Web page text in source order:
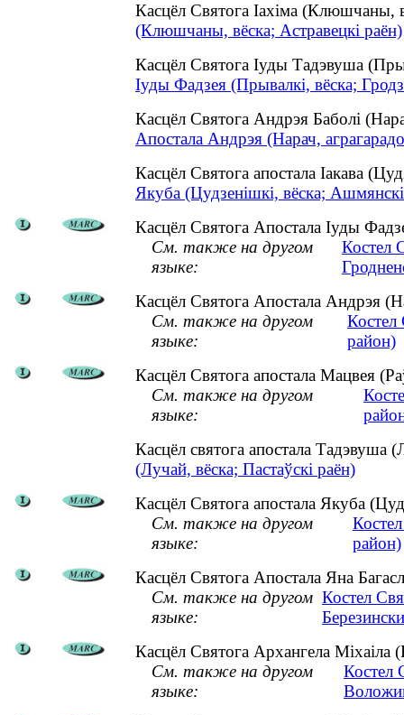
Касцёл Святога Іахіма
(Клюшчаны, вёска; Астравецкі раён)
Касцёл Святога Іуды Тадэвуша
Іуды Фадзея (Прывалкі, вёска;
Касцёл Святога Андрэя Баболі
Апостала Андрэя (Нарач,
Касцёл Святога апостала Іакава
Якуба (Цудзенішкі, вёска;
Касцёл Святога Апостала Іуды
См. также на другом
языке:
Костел
Касцёл Святога Апостала Андрэя
См. также на другом
языке:
Костел
район)
Касцёл Святога апостала Мацвея
См. также на другом
языке:
Касцёл святога апостала
(Лучай, вёска; Пастаўскі раён)
Касцёл Святога апостала Якуба
См. также на другом
языке:
район)
Касцёл Святога Апостала Яна
См. также на другом
языке:
Костел
Касцёл Святога Архангела Міхаіла
См. также на другом
языке:
Костел